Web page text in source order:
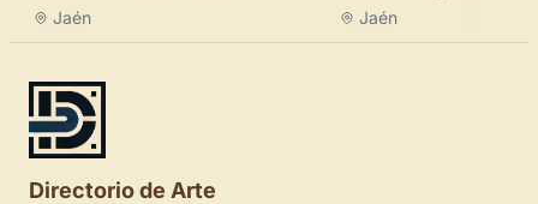
Jaén Jaén
Directorio de Arte